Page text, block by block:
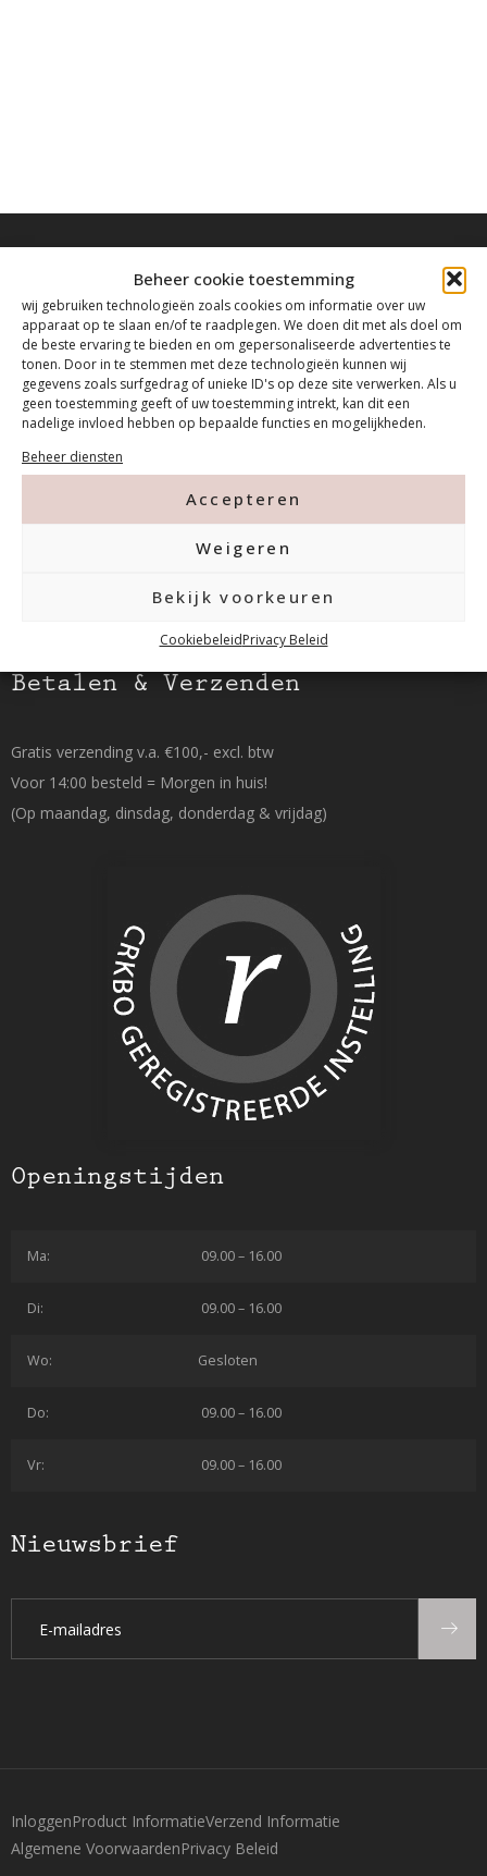
Beheer cookie toestemming
wij gebruiken technologieën zoals cookies om informatie over uw
apparaat op te slaan en/of te raadplegen. We doen dit met als doel om
de beste ervaring te bieden en om gepersonaliseerde advertenties te
tonen. Door in te stemmen met deze technologieën kunnen wij
gegevens zoals surfgedrag of unieke ID's op deze site verwerken. Als u
geen toestemming geeft of uw toestemming intrekt, kan dit een
nadelige invloed hebben op bepaalde functies en mogelijkheden.
Beheer diensten
Accepteren
Weigeren
Bekijk voorkeuren
CookiebeleidPrivacy Beleid
Contact
Tanthofdreef 7 2623 EW Delft
015-2120822
info@mfacademy.nl
Betalen & Verzenden
Gratis verzending v.a. €100,- excl. btw
Voor 14:00 besteld = Morgen in huis!
(Op maandag, dinsdag, donderdag & vrijdag)
Openingstijden
Ma: 09.00 – 16.00
Di: 09.00 – 16.00
Wo: Gesloten
Do: 09.00 – 16.00
Vr: 09.00 – 16.00
Nieuwsbrief
InloggenProduct InformatieVerzend Informatie
Algemene VoorwaardenPrivacy Beleid